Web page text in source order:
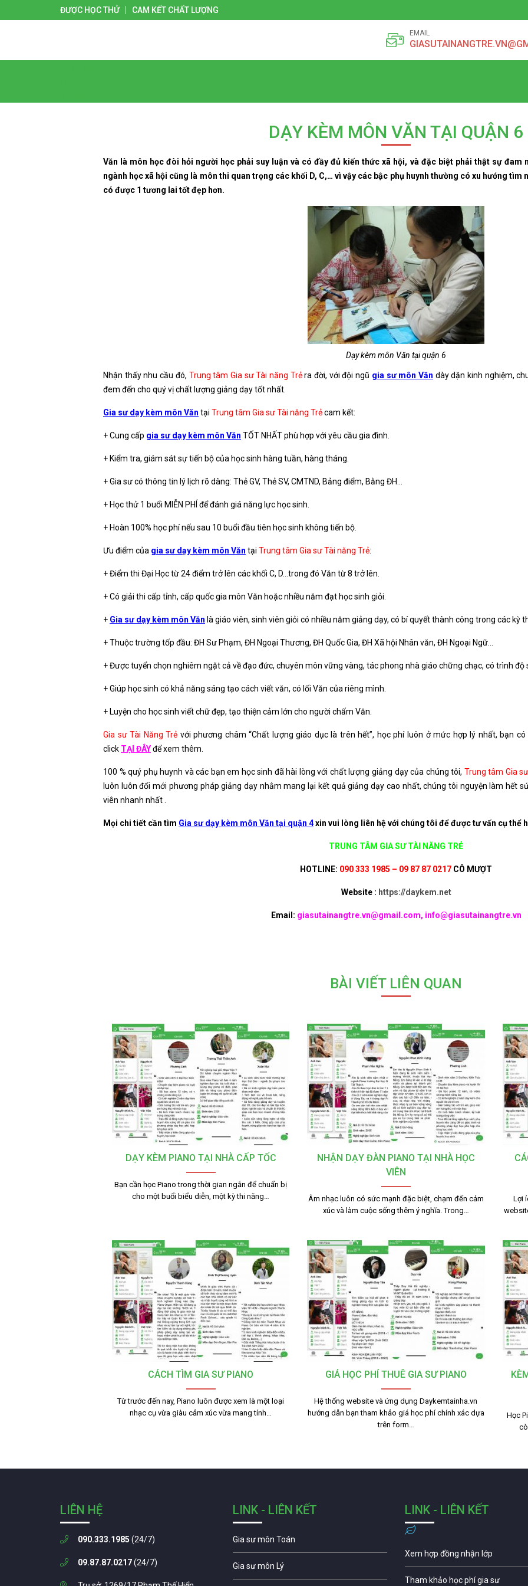
ĐƯỢC HỌC THỬ CAM KẾT CHẤT LƯỢNG
EMAIL
DẠY KÈM MÔN VĂN TẠI QUẬN 6
Văn là môn học đòi hỏi người học phải suy luận và có đầy đủ kiến thức xã hội, và đặc biệt phải thật sự đam
ngành học xã hội cũng là môn thi quan trọng các khối D, C,… vì vậy các bậc phụ huynh thường có xu hướng
có được 1 tương lai tốt đẹp hơn.
Dạy kèm môn Văn tại quận 6
Nhận thấy nhu cầu đó, Trung tâm Gia sư Tài năng Trẻra đời, với đội ngũ gia sư môn Văn dày dặn kinh nghiệm,
đem đến cho quý vị chất lượng giảng dạy tốt nhất.
Gia sư dạy kèm môn Văn tại Trung tâm Gia sư Tài năng Trẻcam kết:
+ Cung cấp gia sư dạy kèm môn Văn TỐT NHẤT phù hợp với yêu cầu gia đình.
+ Kiểm tra, giám sát sự tiến bộ của học sinh hàng tuần, hàng tháng.
+ Gia sư có thông tin lý lịch rõ dàng: Thẻ GV, Thẻ SV, CMTND, Bảng điểm, Bằng ĐH…
+ Học thử 1 buổi MIỄN PHÍ để đánh giá năng lực học sinh.
+ Hoàn 100% học phí nếu sau 10 buổi đầu tiên học sinh không tiến bộ.
Ưu điểm của gia sư dạy kèm môn Văn tại Trung tâm Gia sư Tài năng Trẻ:
+ Điểm thi Đại Học từ 24 điểm trở lên các khối C, D…trong đó Văn từ 8 trở lên.
+ Có giải thi cấp tỉnh, cấp quốc gia môn Văn hoặc nhiều năm đạt học sinh giỏi.
+ Gia sư dạy kèm môn Văn là giáo viên, sinh viên giỏi có nhiều năm giảng dạy, có bí quyết thành công trong các kỳ
+ Thuộc trường tốp đầu: ĐH Sư Phạm, ĐH Ngoại Thương, ĐH Quốc Gia, ĐH Xã hội Nhân văn, ĐH Ngoại Ngữ…
+ Được tuyển chọn nghiêm ngặt cả về đạo đức, chuyên môn vững vàng, tác phong nhà giáo chững chạc, có trình độ
+ Giúp học sinh có khả năng sáng tạo cách viết văn, có lối Văn của riêng mình.
+ Luyện cho học sinh viết chữ đẹp, tạo thiện cảm lớn cho người chấm Văn.
Gia sư Tài Năng Trẻ với phương châm “Chất lượng giáo dục là trên hết”, học phí luôn ở mức hợp lý nhất, bạn
click TẠI ĐÂYđể xem thêm.
100 % quý phụ huynh và các bạn em học sinh đã hài lòng với chất lượng giảng dạy của chúng tôi, Trung tâm Gia
luôn luôn đổi mới phương pháp giảng dạy nhằm mang lại kết quả giảng dạy cao nhất, chúng tôi nguyện làm hết
viên nhanh nhất .
Mọi chi tiết cần tìm Gia sư dạy kèm môn Văn tại quận 4xin vui lòng liên hệ với chúng tôi để được tư vấn cụ thể
TRUNG TÂM GIA SƯ TÀI NĂNG TRẺ
HOTLINE: 090 333 1985 – 09 87 87 0217 CÔ MƯỢT
Website : https://daykem.net
Email: giasutainangtre.vn@gmail.com, info@giasutainangtre.vn
BÀI VIẾT LIÊN QUAN
DẠY KÈM PIANO TẠI NHÀ CẤP TỐC
Bạn cần học Piano trong thời gian ngắn để chuẩn bị
cho một buổi biểu diễn, một kỳ thi năng…
NHẬN DẠY ĐÀN PIANO TẠI NHÀ HỌC
VIÊN
Âm nhạc luôn có sức mạnh đặc biệt, chạm đến cảm
xúc và làm cuộc sống thêm ý nghĩa. Trong…
Lợi
CÁCH TÌM GIA SƯ PIANO
Từ trước đến nay, Piano luôn được xem là một loại
nhạc cụ vừa giàu cảm xúc vừa mang tính…
GIÁ HỌC PHÍ THUÊ GIA SƯ PIANO
Hệ thống website và ứng dụng Daykemtainha.vn
hướng dẫn bạn tham khảo giá học phí chính xác dựa
trên form…
Học
LIÊN HỆ
090.333.1985 (24/7)
09.87.87.0217(24/7)
LINK - LIÊN KẾT
Gia sư môn Toán
Gia sư môn Lý
LINK - LIÊN KẾT
Xem hợp đồng nhận lớp
Tham khảo học phí gia sư